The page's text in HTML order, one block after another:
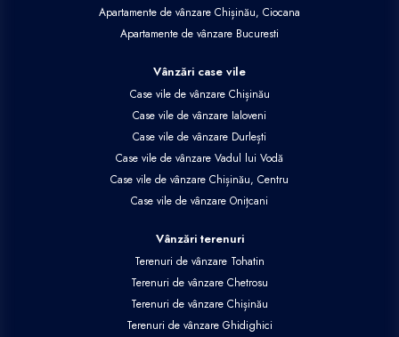
Apartamente de vânzare Chișinău, Ciocana
Apartamente de vânzare Bucuresti
Vânzări case vile
Case vile de vânzare Chișinău
Case vile de vânzare Ialoveni
Case vile de vânzare Durlești
Case vile de vânzare Vadul lui Vodă
Case vile de vânzare Chișinău, Centru
Case vile de vânzare Onițcani
Vânzări terenuri
Terenuri de vânzare Tohatin
Terenuri de vânzare Chetrosu
Terenuri de vânzare Chișinău
Terenuri de vânzare Ghidighici